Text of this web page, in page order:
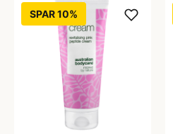
SPAR 10%